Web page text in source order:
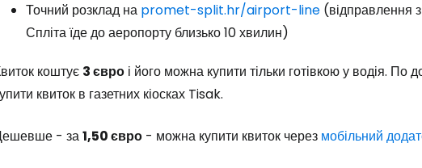
Точний розклад на promet-split.hr/airport-line (відправлення
Спліта їде до аеропорту близько 10 хвилин)
коштує 3 євро і його можна купити тільки готівкою у водія.
квиток в газетних кіосках Tisak.
- за1,50 євро - можна купити квиток через мобільний